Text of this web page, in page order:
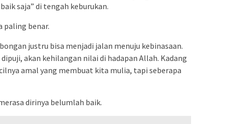
saja” di tengah keburukan.
paling benar.
justru bisa menjadi jalan menuju kebinasaan.
akan kehilangan nilai di hadapan Allah. Kadang
amal yang membuat kita mulia, tapi seberapa
dirinya belumlah baik.